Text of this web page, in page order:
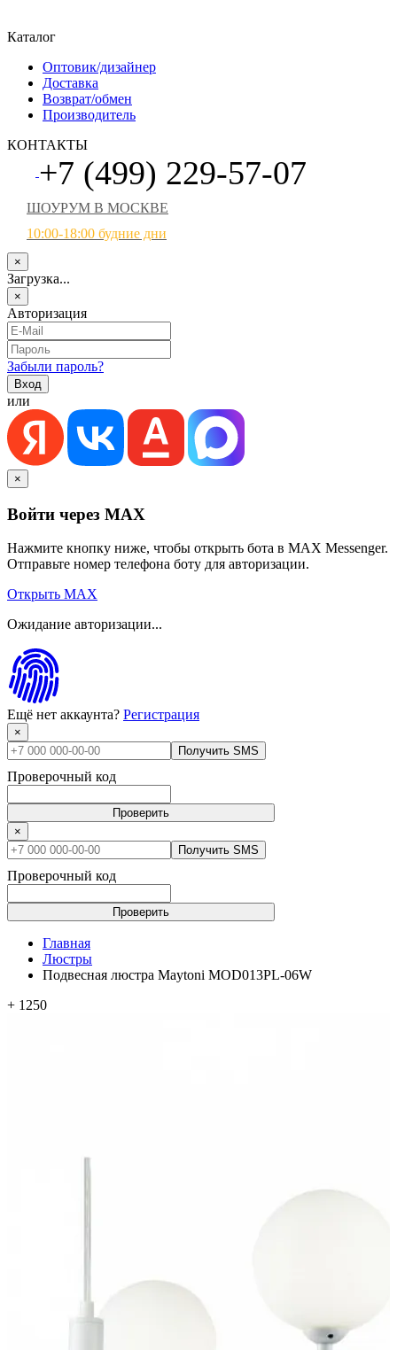
Каталог
Оптовик/дизайнер
Доставка
Возврат/обмен
Производитель
КОНТАКТЫ
+7 (499) 229-57-07
ШОУРУМ В МОСКВЕ
10:00-18:00 будние дни
×
Загрузка...
×
Авторизация
Забыли пароль?
или
×
Войти через MAX
Нажмите кнопку ниже, чтобы открыть бота в MAX Messenger.
Отправьте номер телефона боту для авторизации.
Открыть MAX
Ожидание авторизации...
Ещё нет аккаунта? Регистрация
×
Получить SMS
Проверочный код
Проверить
×
Получить SMS
Проверочный код
Проверить
Главная
Люстры
Подвесная люстра Maytoni MOD013PL-06W
+ 1250